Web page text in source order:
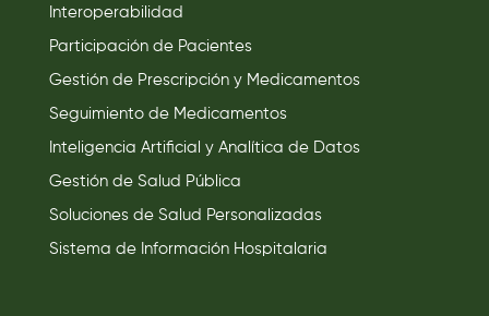
Interoperabilidad
Participación de Pacientes
Gestión de Prescripción y Medicamentos
Seguimiento de Medicamentos
Inteligencia Artificial y Analítica de Datos
Gestión de Salud Pública
Soluciones de Salud Personalizadas
Sistema de Información Hospitalaria